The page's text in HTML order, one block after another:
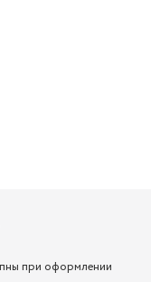
при оформлении